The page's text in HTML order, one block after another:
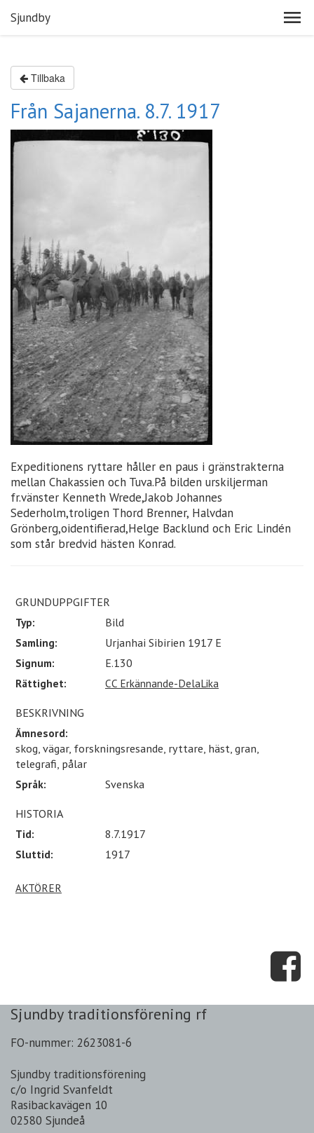
Sjundby
Tillbaka
Från Sajanerna. 8.7. 1917
Expeditionens ryttare håller en paus i gränstrakterna
mellan Chakassien och Tuva.På bilden urskiljerman
fr.vänster Kenneth Wrede,Jakob Johannes
Sederholm,troligen Thord Brenner, Halvdan
Grönberg,oidentifierad,Helge Backlund och Eric Lindén
som står bredvid hästen Konrad.
GRUNDUPPGIFTER
Typ:
Bild
Samling:
Urjanhai Sibirien 1917 E
Signum:
E.130
Rättighet:
CC Erkännande-DelaLika
BESKRIVNING
Ämnesord:
skog, vägar, forskningsresande, ryttare, häst, gran,
telegrafi, pålar
Språk:
Svenska
HISTORIA
Tid:
8.7.1917
Sluttid:
1917
AKTÖRER
Sjundby traditionsförening rf
FO-nummer: 2623081-6
Sjundby traditionsförening
c/o Ingrid Svanfeldt
Rasibackavägen 10
02580 Sjundeå